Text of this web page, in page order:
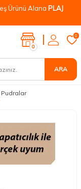
Ürünü Alana PLAJ
ARA
0
0
Pudralar